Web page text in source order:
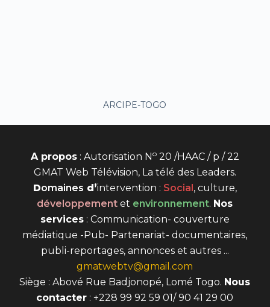
ARCIPE-TOGO
A propos: Autorisation N o20 /HAAC / p / 22
GMAT Web Télévision, La télé des Leaders.
Domaines d’intervention : Social , culture,
développement et environnement. Nos
services: Communication- couverture
médiatique -Pub- Partenariat- documentaires,
publi-reportages, annonces et autres ...
gmatwebtv@gmail.com
Siège : Abové Rue Badjonopé, Lomé Togo. Nous
contacter : +228 99 92 59 01/ 90 41 29 00